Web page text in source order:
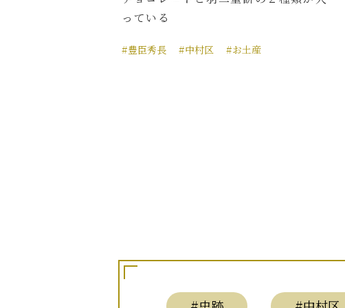
っている
#豊臣秀長 #中村区 #お土産